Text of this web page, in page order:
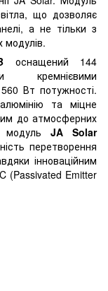
що дозволяє
а не тільки з
модулів.
оснащений 144
кремнієвими
Вт потужності.
та міцне
до атмосферних
модульJA Solar
перетворення
інноваційним
(Passivated Emitter